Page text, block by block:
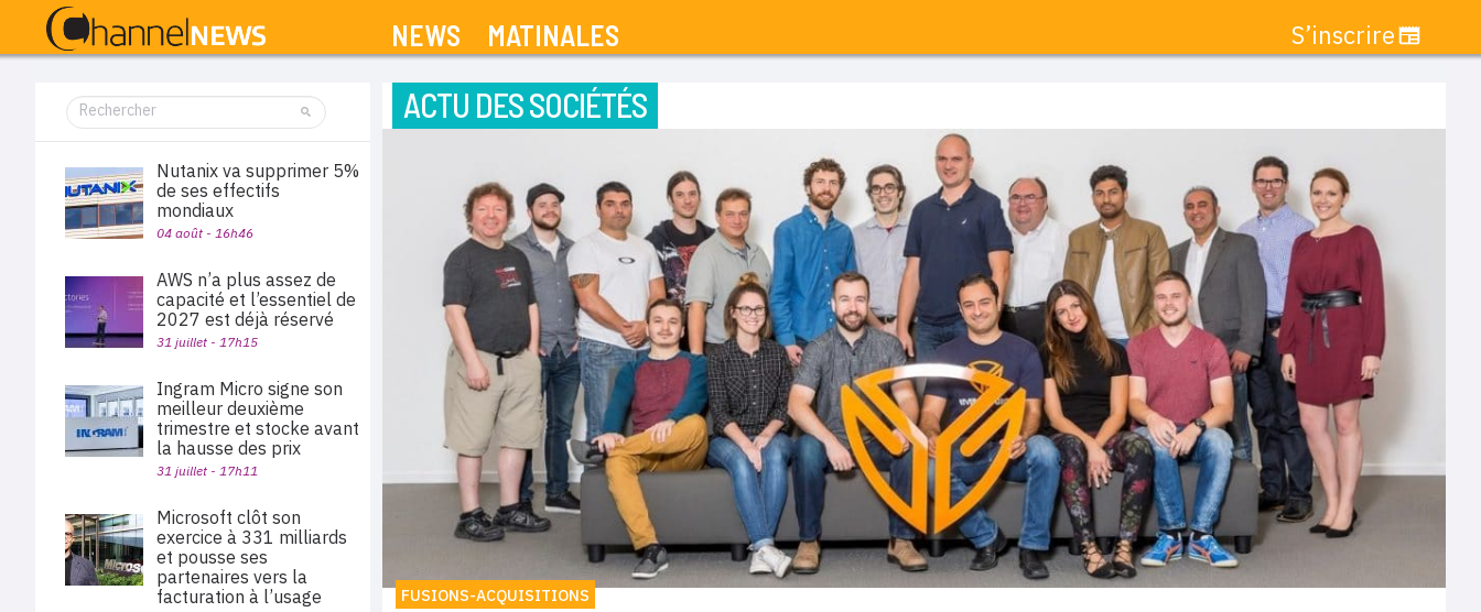
NEWS MATINALES S’inscrire
ACTU DES SOCIÉTÉS
FUSIONS-ACQUISITIONS
Nutanix va supprimer 5%
de ses effectifs
mondiaux
04 août - 16h46
AWS n’a plus assez de
capacité et l’essentiel de
2027 est déjà réservé
31 juillet - 17h15
Ingram Micro signe son
meilleur deuxième
trimestre et stocke avant
la hausse des prix
31 juillet - 17h11
Microsoft clôt son
exercice à 331 milliards
et pousse ses
partenaires vers la
facturation à l’usage